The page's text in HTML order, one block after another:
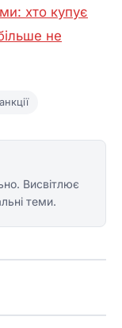
хто купує
не
Висвітлює
теми.